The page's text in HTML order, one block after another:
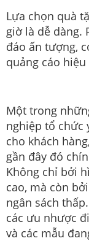
Lựa chọn quà
giờ là dễ dàng.
đáo ấn tượng,
quảng cáo
Một trong
nghiệp tổ chức
cho khách
gần đây đó
Không chỉ bởi
cao, mà còn
ngân sách
các ưu nhược
và các mẫu